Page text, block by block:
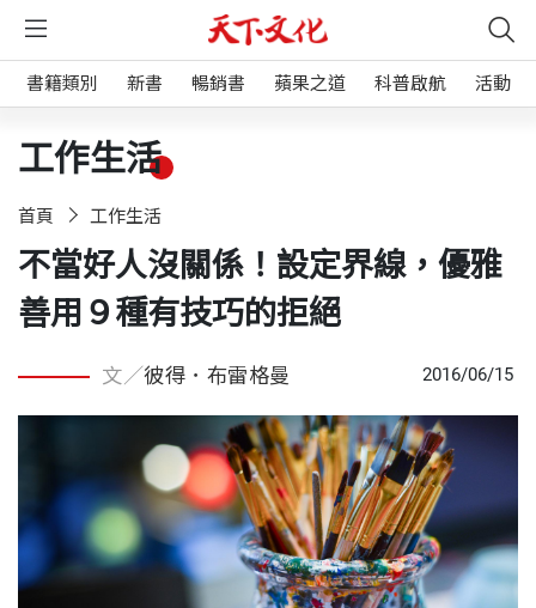
書籍類別 新書 暢銷書 蘋果之道 科普啟航 活動
工作生活
首頁 工作生活
不當好人沒關係！設定界線，優雅
善用９種有技巧的拒絕
文／彼得．布雷格曼 2016/06/15